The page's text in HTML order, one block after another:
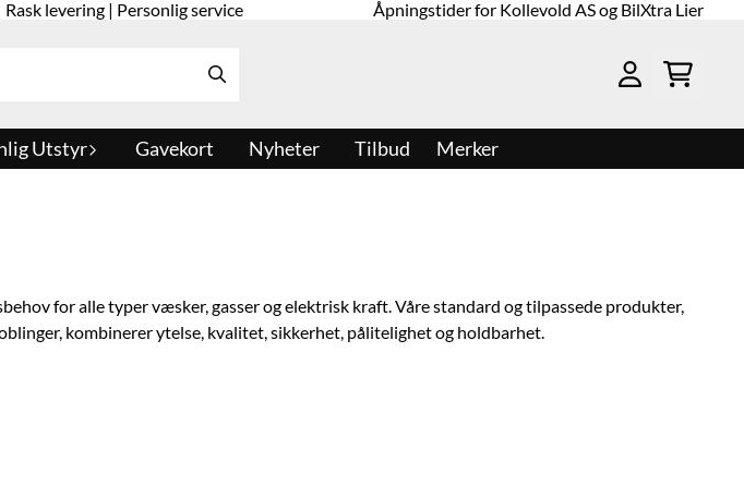
levering | Personlig service Åpningstider for Kollevold AS og BilXtra Lier
Utstyr Gavekort Nyheter Tilbud Merker
for alle typer væsker, gasser og elektrisk kraft. Våre standard og tilpassede produkter,
kombinerer ytelse, kvalitet, sikkerhet, pålitelighet og holdbarhet.